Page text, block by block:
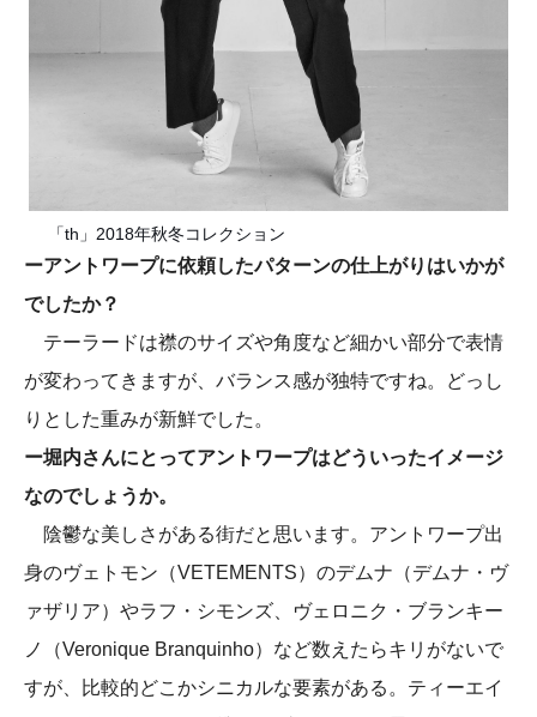
「th」2018年秋冬コレクション
ーアントワープに依頼したパターンの仕上がりはいかが
でしたか？
テーラードは襟のサイズや角度など細かい部分で表情
が変わってきますが、バランス感が独特ですね。どっし
りとした重みが新鮮でした。
ー堀内さんにとってアントワープはどういったイメージ
なのでしょうか。
陰鬱な美しさがある街だと思います。アントワープ出
身のヴェトモン（VETEMENTS）のデムナ（デムナ・ヴ
ァザリア）やラフ・シモンズ、ヴェロニク・ブランキー
ノ（Veronique Branquinho）など数えたらキリがないで
すが、比較的どこかシニカルな要素がある。ティーエイ